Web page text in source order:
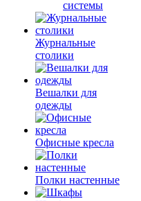
системы
Журнальные
столики
Вешалки для
одежды
Офисные кресла
Полки настенные